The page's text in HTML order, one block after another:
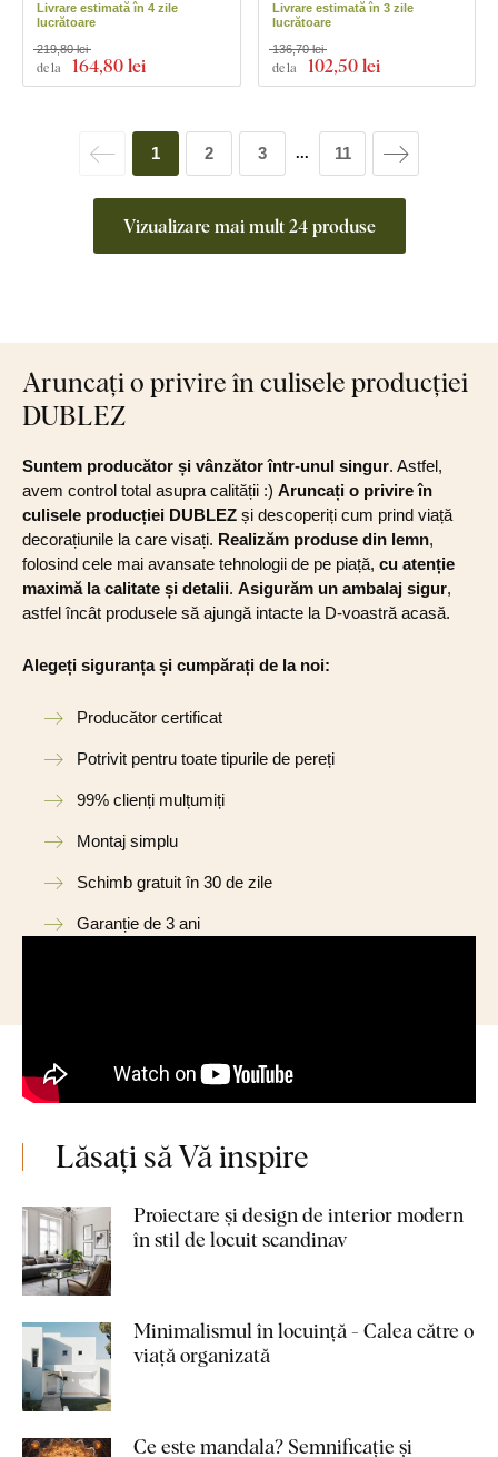
Livrare estimată în 4 zile
lucrătoare
de la 164,80 lei
219,80 lei
Livrare estimată în 3 zile
lucrătoare
de la 102,50 lei
136,70 lei
Vizualizare mai mult 24 produse
1 2 3 ... 11
Aruncați o privire în culisele producției
DUBLEZ
Suntem producător și vânzător într-unul singur. Astfel,
avem control total asupra calității :) Aruncați o privire în
culisele producției DUBLEZ și descoperiți cum prind viață
decorațiunile la care visați. Realizăm produse din lemn,
folosind cele mai avansate tehnologii de pe piață, cu atenție
maximă la calitate și detalii. Asigurăm un ambalaj sigur,
astfel încât produsele să ajungă intacte la D-voastră acasă.
Alegeți siguranța și cumpărați de la noi:
Producător certificat
Potrivit pentru toate tipurile de pereți
99% clienți mulțumiți
Montaj simplu
Schimb gratuit în 30 de zile
Garanție de 3 ani
Lăsați să Vă inspire
Proiectare și design de interior modern
în stil de locuit scandinav
Minimalismul în locuință - Calea către o
viață organizată
Ce este mandala? Semnificație și